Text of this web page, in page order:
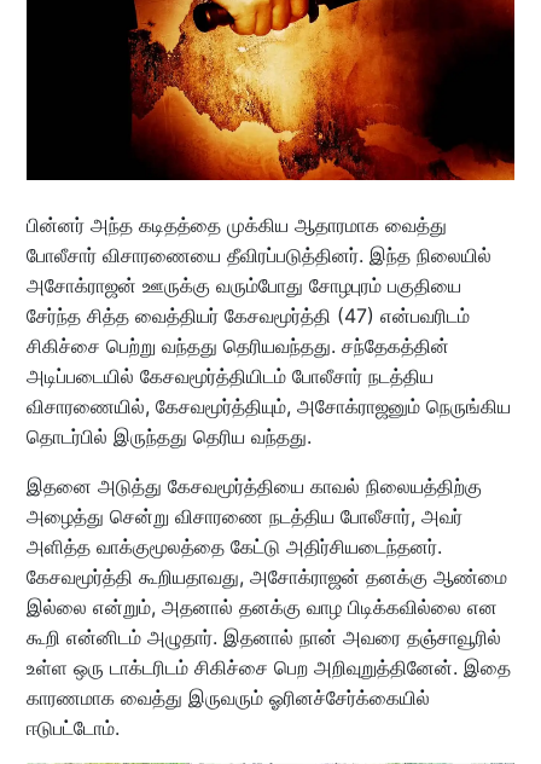
பின்னர் அந்த கடிதத்தை முக்கிய ஆதாரமாக வைத்து
போலீசார் விசாரணையை தீவிரப்படுத்தினர். இந்த நிலையில்
அசோக்ராஜன் ஊருக்கு வரும்போது சோழபுரம் பகுதியை
சேர்ந்த சித்த வைத்தியர் கேசவமூர்த்தி (47) என்பவரிடம்
சிகிச்சை பெற்று வந்தது தெரியவந்தது. சந்தேகத்தின்
அடிப்படையில் கேசவமூர்த்தியிடம் போலீசார் நடத்திய
விசாரணையில், கேசவமூர்த்தியும், அசோக்ராஜனும் நெருங்கிய
தொடர்பில் இருந்தது தெரிய வந்தது.
இதனை அடுத்து கேசவமூர்த்தியை காவல் நிலையத்திற்கு
அழைத்து சென்று விசாரணை நடத்திய போலீசார், அவர்
அளித்த வாக்குமூலத்தை கேட்டு அதிர்சியடைந்தனர்.
கேசவமூர்த்தி கூறியதாவது, அசோக்ராஜன் தனக்கு ஆண்மை
இல்லை என்றும், அதனால் தனக்கு வாழ பிடிக்கவில்லை என
கூறி என்னிடம் அழுதார். இதனால் நான் அவரை தஞ்சாவூரில்
உள்ள ஒரு டாக்டரிடம் சிகிச்சை பெற அறிவுறுத்தினேன். இதை
காரணமாக வைத்து இருவரும் ஓரினச்சேர்க்கையில்
ஈடுபட்டோம்.